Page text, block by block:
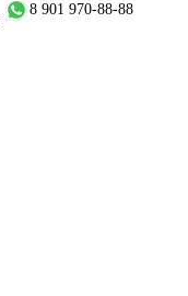
8 901 970-88-88